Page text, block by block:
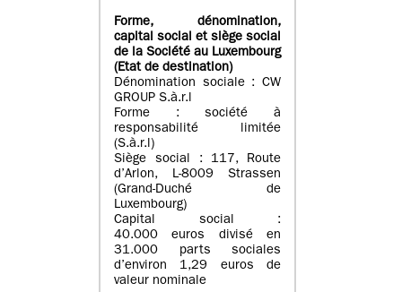
Forme, dénomination,
capital social et siège social
de la Société au Luxembourg
(Etat de destination)
Dénomination sociale : CW
GROUP S.à.r.l
Forme : société à
responsabilité limitée
(S.à.r.l)
Siège social : 117, Route
d’Arlon, L-8009 Strassen
(Grand-Duché de
Luxembourg)
Capital social :
40.000 euros divisé en
31.000 parts sociales
d’environ 1,29 euros de
valeur nominale